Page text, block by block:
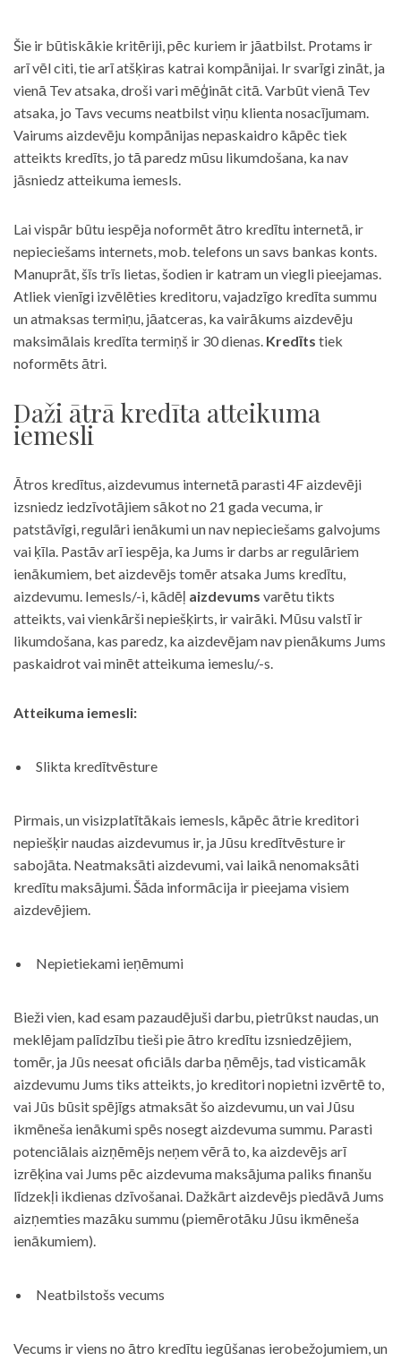
Šie ir būtiskākie kritēriji, pēc kuriem ir jāatbilst. Protams ir
arī vēl citi, tie arī atšķiras katrai kompānijai. Ir svarīgi zināt, ja
vienā Tev atsaka, droši vari mēģināt citā. Varbūt vienā Tev
atsaka, jo Tavs vecums neatbilst viņu klienta nosacījumam.
Vairums aizdevēju kompānijas nepaskaidro kāpēc tiek
atteikts kredīts, jo tā paredz mūsu likumdošana, ka nav
jāsniedz atteikuma iemesls.
Lai vispār būtu iespēja noformēt ātro kredītu internetā, ir
nepieciešams internets, mob. telefons un savs bankas konts.
Manuprāt, šīs trīs lietas, šodien ir katram un viegli pieejamas.
Atliek vienīgi izvēlēties kreditoru, vajadzīgo kredīta summu
un atmaksas termiņu, jāatceras, ka vairākums aizdevēju
maksimālais kredīta termiņš ir 30 dienas. Kredīts tiek
noformēts ātri.
Daži ātrā kredīta atteikuma
iemesli
Ātros kredītus, aizdevumus internetā parasti 4F aizdevēji
izsniedz iedzīvotājiem sākot no 21 gada vecuma, ir
patstāvīgi, regulāri ienākumi un nav nepieciešams galvojums
vai ķīla. Pastāv arī iespēja, ka Jums ir darbs ar regulāriem
ienākumiem, bet aizdevējs tomēr atsaka Jums kredītu,
aizdevumu. Iemesls/-i, kādēļ aizdevums varētu tikts
atteikts, vai vienkārši nepiešķirts, ir vairāki. Mūsu valstī ir
likumdošana, kas paredz, ka aizdevējam nav pienākums Jums
paskaidrot vai minēt atteikuma iemeslu/-s.
Atteikuma iemesli:
Slikta kredītvēsture
Pirmais, un visizplatītākais iemesls, kāpēc ātrie kreditori
nepiešķir naudas aizdevumus ir, ja Jūsu kredītvēsture ir
sabojāta. Neatmaksāti aizdevumi, vai laikā nenomaksāti
kredītu maksājumi. Šāda informācija ir pieejama visiem
aizdevējiem.
Nepietiekami ieņēmumi
Bieži vien, kad esam pazaudējuši darbu, pietrūkst naudas, un
meklējam palīdzību tieši pie ātro kredītu izsniedzējiem,
tomēr, ja Jūs neesat oficiāls darba ņēmējs, tad visticamāk
aizdevumu Jums tiks atteikts, jo kreditori nopietni izvērtē to,
vai Jūs būsit spējīgs atmaksāt šo aizdevumu, un vai Jūsu
ikmēneša ienākumi spēs nosegt aizdevuma summu. Parasti
potenciālais aizņēmējs neņem vērā to, ka aizdevējs arī
izrēķina vai Jums pēc aizdevuma maksājuma paliks finanšu
līdzekļi ikdienas dzīvošanai. Dažkārt aizdevējs piedāvā Jums
aizņemties mazāku summu (piemērotāku Jūsu ikmēneša
ienākumiem).
Neatbilstošs vecums
Vecums ir viens no ātro kredītu iegūšanas ierobežojumiem, un